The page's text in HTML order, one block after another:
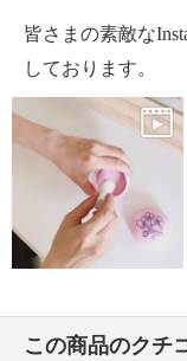
状美容保湿クリー
唇につけた後、手
目元、口角、毛先
使いいただける手
ントケアアイテム
全体の約９４％が
ゴエキス（キイチ
イヨシノ葉エキス
花エキスをはじめ
シア脂油、アルガ
油）、ローズヒッ
皆さまの素敵な
しております。
この商品のクチ